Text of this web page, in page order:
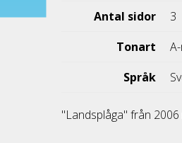
Antal sidor
3
Tonart
Språk
"Landsplåga" från 2006